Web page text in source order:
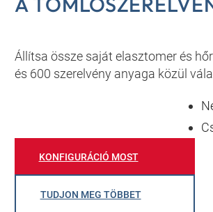
Állítsa össze saját elasztomer és
és 600 szerelvény anyaga közül
KONFIGURÁCIÓ MOST
TUDJON MEG TÖBBET